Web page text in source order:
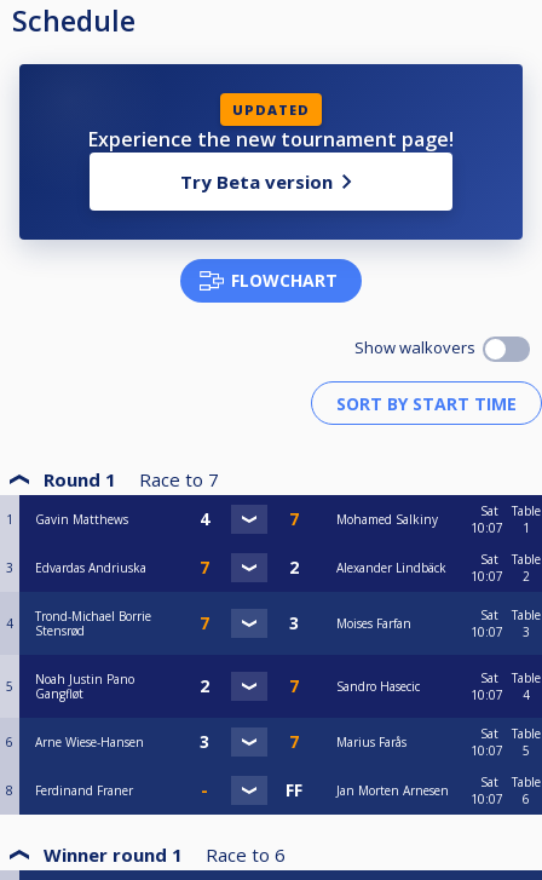
Schedule
UPDATED
Experience the new tournament page!
Try Beta version
FLOWCHART
Show walkovers
Round 1 Race to 7
1 Gavin Matthews Mohamed Salkiny
Sat
10:07
Table
1
3 Edvardas Andriuska Alexander Lindbäck
Sat
10:07
Table
2
4
Trond-Michael Borrie
Stensrød
Moises Farfan
Sat
10:07
Table
3
5
Noah Justin Pano
Gangfløt
Sandro Hasecic
Sat
10:07
Table
4
6 Arne Wiese-Hansen Marius Farås
Sat
10:07
Table
5
8 Ferdinand Franer Jan Morten Arnesen
Sat
10:07
Table
6
Winner round 1 Race to 6